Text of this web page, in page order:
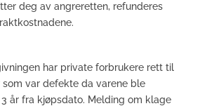
deg av angreretten, refunderes
har private forbrukere rett til
var defekte da varene ble
år fra kjøpsdato. Melding om klage